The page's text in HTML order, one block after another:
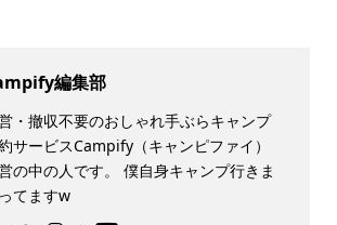
編集部
・撤収不要のおしゃれ手ぶらキャンプ
サービスCampify（キャンピファイ）
の中の人です。 僕自身キャンプ行きま
てますw